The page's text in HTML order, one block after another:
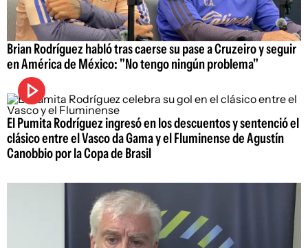
Brian Rodríguez habló tras caerse su pase a Cruzeiro y seguir
en América de México: "No tengo ningún problema"
El Pumita Rodríguez ingresó en los descuentos y sentenció el
clásico entre el Vasco da Gama y el Fluminense de Agustín
Canobbio por la Copa de Brasil